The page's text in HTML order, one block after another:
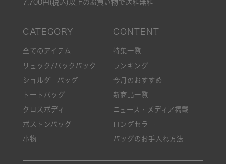
7,700円(税込)以上のお買い物で送料無料
全てのアイテム
リュック/バックパック
ショルダーバッグ
トートバッグ
クロスボディ
ボストンバッグ
小物
特集一覧
ランキング
今月のおすすめ
新商品一覧
ニュース・メディア掲載
ロングセラー
バッグのお手入れ方法